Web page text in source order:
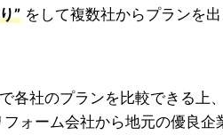
” をして複数社からプランを
各社のプランを比較できる上
ォーム会社から地元の優良